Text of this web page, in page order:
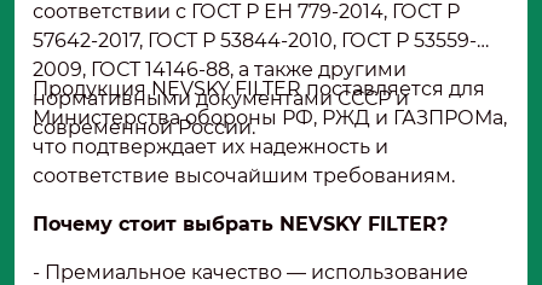
соответствии с ГОСТ Р ЕН 779-2014, ГОСТ Р
57642-2017, ГОСТ Р 53844-2010, ГОСТ Р 53559-
2009, ГОСТ 14146-88, а также другими
нормативными документами СССР и
современной России.
Продукция NEVSKY FILTER поставляется для
Министерства обороны РФ, РЖД и ГАЗПРОМа,
что подтверждает их надежность и
соответствие высочайшим требованиям.
Почему стоит выбрать NEVSKY FILTER?
- Премиальное качество — использование